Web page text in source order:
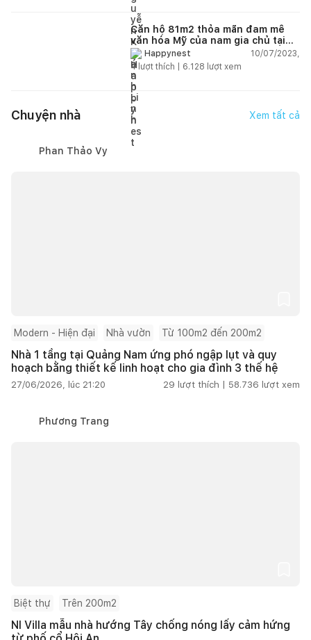
Căn hộ 81m2 thỏa mãn đam mê
văn hóa Mỹ của nam gia chủ tại
Hà Nội có chi phí hoàn thiện 800
triệu đồng
Happynest
10/07/2023,
4lượt thích | 6.128 lượt xem
Chuyện nhà Xem tất cả
Phan Thảo Vy
Modern - Hiện đại Nhà vườn Từ 100m2 đến 200m2
Nhà 1 tầng tại Quảng Nam ứng phó ngập lụt và quy
hoạch bằng thiết kế linh hoạt cho gia đình 3 thế hệ
27/06/2026, lúc 21:20 29 lượt thích | 58.736 lượt xem
Phương Trang
Biệt thự Trên 200m2
NI Villa mẫu nhà hướng Tây chống nóng lấy cảm hứng